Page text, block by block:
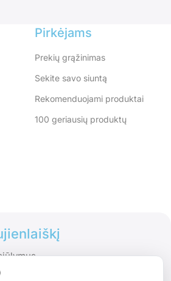
Pirkėjams
Prekių grąžinimas
Sekite savo siuntą
Rekomenduojami produktai
100 geriausių produktų